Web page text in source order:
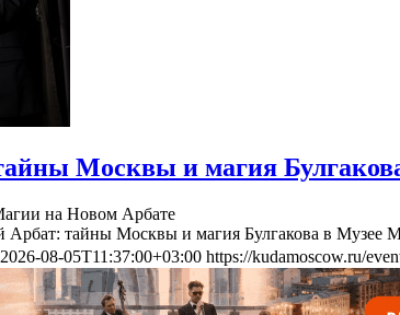
Москвы и магия
на Новом Арбате
Арбат: тайны Москвы и магия Булгакова в Музее
2026-08-05T11:37:00+03:00 https://kudamoscow.ru/